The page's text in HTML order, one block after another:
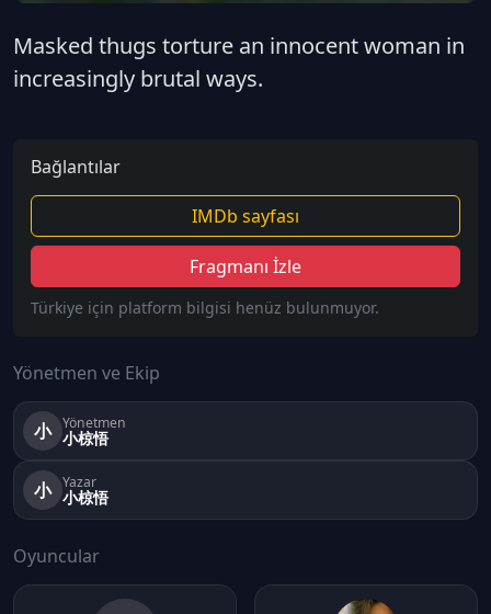
Masked thugs torture an innocent woman in
increasingly brutal ways.
Bağlantılar
IMDb sayfası
Fragmanı İzle
Türkiye için platform bilgisi henüz bulunmuyor.
Yönetmen ve Ekip
小 Yönetmen
小椋悟
小 Yazar
小椋悟
Oyuncular